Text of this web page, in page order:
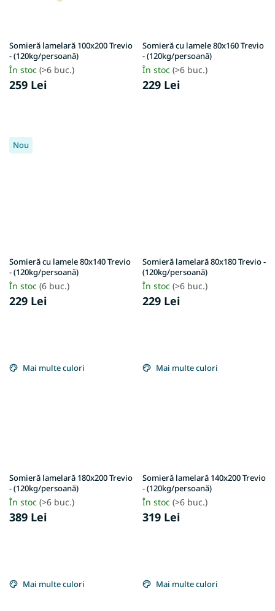
Somieră lamelară 100x200 Trevio
- (120kg/persoană)
În stoc (>6 buc.)
259 Lei
Somieră cu lamele 80x160 Trevio
- (120kg/persoană)
În stoc (>6 buc.)
229 Lei
Nou
Somieră cu lamele 80x140 Trevio
- (120kg/persoană)
În stoc (6 buc.)
229 Lei
Somieră lamelară 80x180 Trevio -
(120kg/persoană)
În stoc (>6 buc.)
229 Lei
Mai multe culori
Somieră lamelară 180x200 Trevio
- (120kg/persoană)
În stoc (>6 buc.)
389 Lei
Mai multe culori
Somieră lamelară 140x200 Trevio
- (120kg/persoană)
În stoc (>6 buc.)
319 Lei
Mai multe culori Mai multe culori